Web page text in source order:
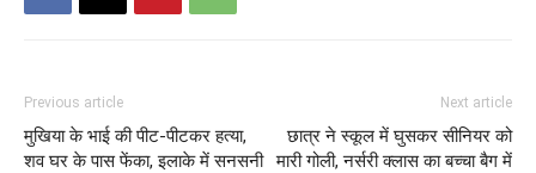
Previous article
मुखिया के भाई की पीट-पीटकर हत्या,
शव घर के पास फेंका, इलाके में सनसनी
Next article
छात्र ने स्कूल में घुसकर सीनियर को
मारी गोली, नर्सरी क्लास का बच्चा बैग में